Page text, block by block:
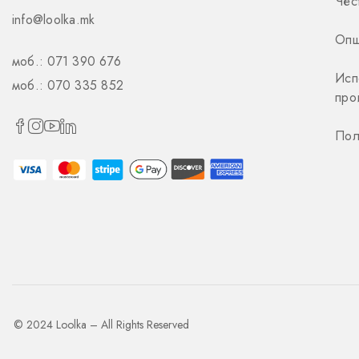
info@loolka.mk
моб.: 071 390 676
моб.: 070 335 852
© 2024 Loolka – All Rights Reserved